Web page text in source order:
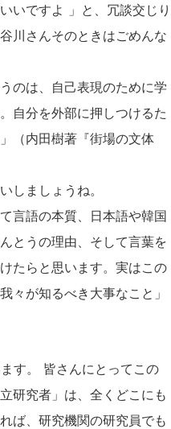
いですよ 」と、冗談交じり
川さんそのときはごめんな
のは、自己表現のために学
自分を外部に押しつけるた
（内田樹著『街場の文体
しましょうね。
言語の本質、日本語や韓国
とうの理由、そして言葉を
たらと思います。実はこの
々が知るべき大事なこと」
す。 皆さんにとってこの
研究者」は、全くどこにも
ば、研究機関の研究員でも